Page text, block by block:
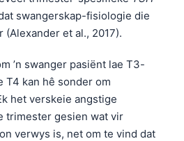
swangerskap-fisiologie die
et al., 2017).
’n swanger pasiënt lae T3-
T4 kan hê sonder om
het verskeie angstige
trimester gesien wat vir
verwys is, net om te vind dat